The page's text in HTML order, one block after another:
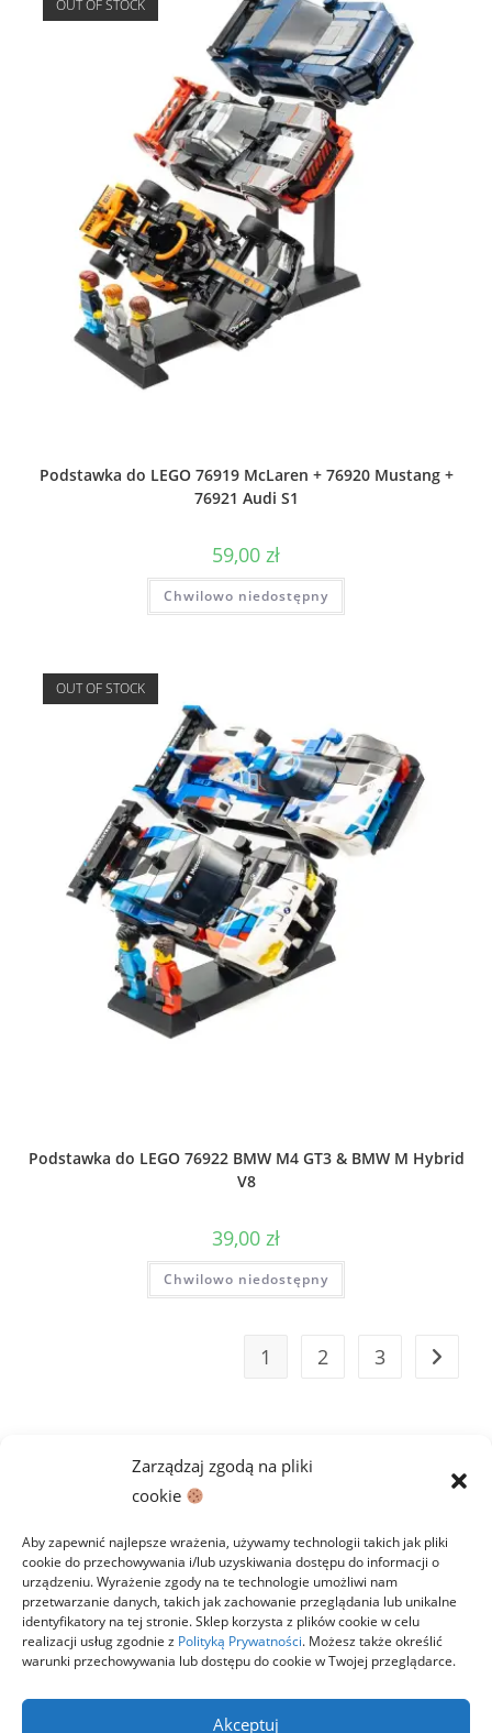
Zarządzaj zgodą na pliki
cookie
Aby zapewnić najlepsze wrażenia, używamy technologii takich jak pliki
cookie do przechowywania i/lub uzyskiwania dostępu do informacji o
urządzeniu. Wyrażenie zgody na te technologie umożliwi nam
przetwarzanie danych, takich jak zachowanie przeglądania lub unikalne
identyfikatory na tej stronie. Sklep korzysta z plików cookie w celu
realizacji usług zgodnie z Polityką Prywatności. Możesz także określić
warunki przechowywania lub dostępu do cookie w Twojej przeglądarce.
Akceptuj
OUT OF STOCK
Podstawka do LEGO 76919 McLaren + 76920 Mustang +
76921 Audi S1
59,00 zł
Chwilowo niedostępny
OUT OF STOCK
Podstawka do LEGO 76922 BMW M4 GT3 & BMW M Hybrid
V8
39,00 zł
Chwilowo niedostępny
1 2 3
Polityka prywatności Regulamin Zwroty
Dostawa i płatności
Kontakt